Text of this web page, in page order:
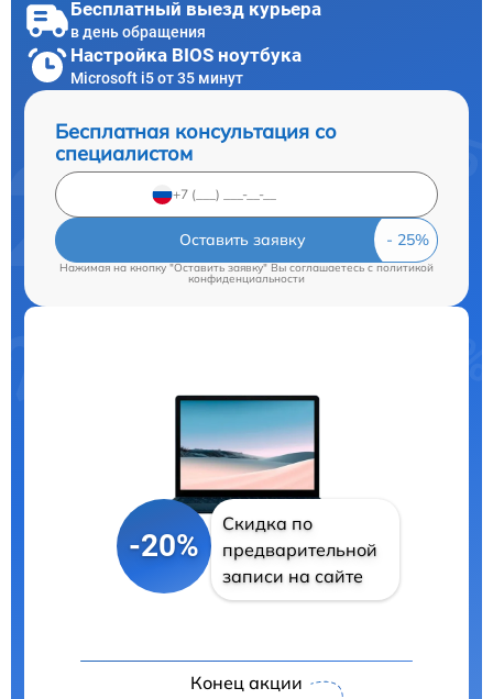
Бесплатный выезд курьера
в день обращения
Настройка BIOS ноутбука
Microsoft i5 от 35 минут
Бесплатная консультация со
специалистом
Оставить заявку
Нажимая на кнопку "Оставить заявку" Вы соглашаетесь cполитикой
конфиденциальности
-20%
Скидка по
предварительной
записи на сайте
Конец акции